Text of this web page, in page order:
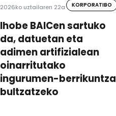
2026ko uztailaren 22a KORPORATIBO
Ihobe BAICen sartuko
da, datuetan eta
adimen artifizialean
oinarritutako
ingurumen-berrikuntza
bultzatzeko